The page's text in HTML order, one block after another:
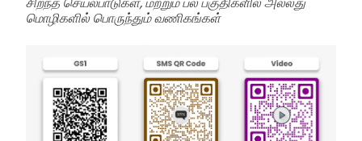
மொழிகளில் பொருந்தும் வணிகங்கள்